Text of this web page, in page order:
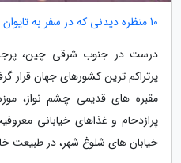
10 منظره دیدنی که در سفر به تایوان حتما باید ببینید
درست در جنوب شرقی چین،
پرتراکم ترین کشورهای جهان قرار
مقبره های قدیمی چشم نواز،
پرازدحام و غذاهای خیابانی
خیابان های شلوغ شهر، در طبیعت